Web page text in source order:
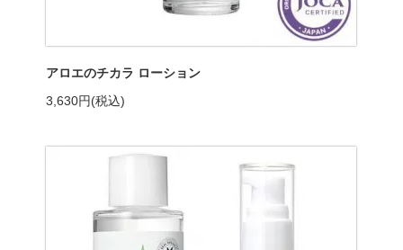
アロエのチカラ ローション
3,630円(税込)